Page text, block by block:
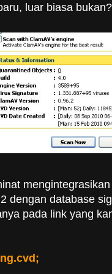
luar biasa
dengan database
pada link yang